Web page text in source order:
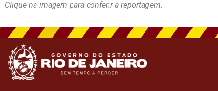
Clique na imagem para conferir a reportagem.